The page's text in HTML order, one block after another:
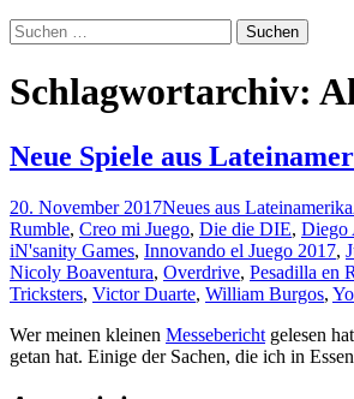
Suchen
nach:
Schlagwortarchiv:
Neue Spiele aus
20. November 2017Neues aus Lateinamerika
Rumble, Creo mi Juego, Die die DIE, Diego
iN'sanity Games, Innovando el Juego 2017,
Nicoly Boaventura, Overdrive, Pesadilla en
Tricksters, Victor Duarte, William Burgos,
Wer meinen kleinen Messebericht gelesen
getan hat. Einige der Sachen, die ich in